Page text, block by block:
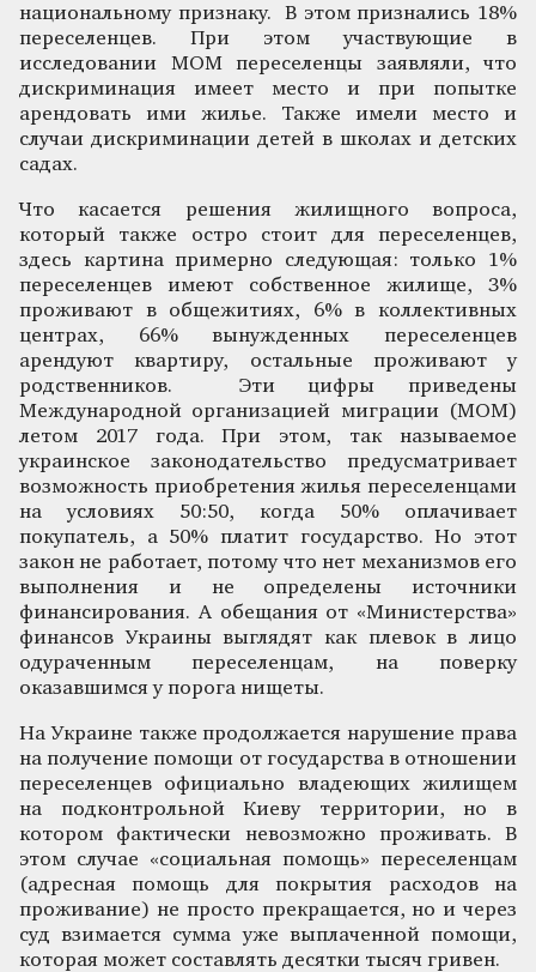
национальному признаку. В этом признались 18%
переселенцев. При этом участвующие в
исследовании МОМ переселенцы заявляли, что
дискриминация имеет место и при попытке
арендовать ими жилье. Также имели место и
случаи дискриминации детей в школах и детских
садах.
Что касается решения жилищного вопроса,
который также остро стоит для переселенцев,
здесь картина примерно следующая: только 1%
переселенцев имеют собственное жилище, 3%
проживают в общежитиях, 6% в коллективных
центрах, 66% вынужденных переселенцев
арендуют квартиру, остальные проживают у
родственников. Эти цифры приведены
Международной организацией миграции (МОМ)
летом 2017 года. При этом, так называемое
украинское законодательство предусматривает
возможность приобретения жилья переселенцами
на условиях 50:50, когда 50% оплачивает
покупатель, а 50% платит государство. Но этот
закон не работает, потому что нет механизмов его
выполнения и не определены источники
финансирования. А обещания от «Министерства»
финансов Украины выглядят как плевок в лицо
одураченным переселенцам, на поверку
оказавшимся у порога нищеты.
На Украине также продолжается нарушение права
на получение помощи от государства в отношении
переселенцев официально владеющих жилищем
на подконтрольной Киеву территории, но в
котором фактически невозможно проживать. В
этом случае «социальная помощь» переселенцам
(адресная помощь для покрытия расходов на
проживание) не просто прекращается, но и через
суд взимается сумма уже выплаченной помощи,
которая может составлять десятки тысяч гривен.